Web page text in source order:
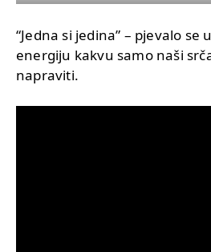
“Jedna si jedina” – pjevalo se
energiju kakvu samo naši
napraviti.